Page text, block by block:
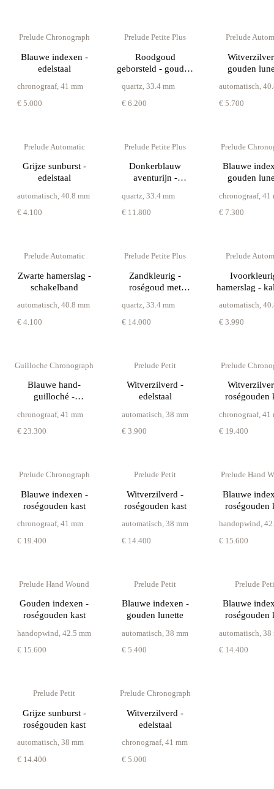
Prelude Chronograph
Blauwe indexen -
edelstaal
chronograaf, 41 mm
€ 5.000
Prelude Petite Plus
Roodgoud
geborsteld - gouden
quartz, 33.4 mm
€ 6.200
Prelude
gouden
automatisch,
€ 5.700
Prelude Automatic
Grijze sunburst -
edelstaal
automatisch 40.8 mm
€ 4.100
Prelude Petite Plus
Donkerblauw
aventurijn -
quartz 33.4 mm
€ 11.800
Prelude
Blauwe
gouden
chronograaf, 41
€ 7.300
Prelude Automatic
Zwarte hamerslag -
schakelband
automatisch, 40.8 mm
€ 4.100
Prelude Petite Plus
Zandkleurig -
roségoud met
quartz, 33.4 mm
€ 14.000
Prelude
hamerslag -
automatisch,
€ 3.990
Guilloche Chronograph
Blauwe hand-
guilloché -
chronograaf, 41 mm
€ 23.300
Prelude Petit
Witverzilverd -
edelstaal
automatisch 38 mm
€ 3.900
Prelude
roségouden
chronograaf, 41
€ 19.400
Prelude Chronograph
Blauwe indexen -
roségouden kast
chronograaf, 41 mm
€ 19.400
Prelude Petit
Witverzilverd -
roségouden kast
automatisch, 38 mm
€ 14.400
Prelude Hand
Blauwe
roségouden
handopwind,
€ 15.600
Prelude Hand Wound
Gouden indexen -
roségouden kast
handopwind 42.5 mm
€ 15.600
Prelude Petit
Blauwe indexen -
gouden lunette
automatisch 38 mm
€ 5.400
Prelude
Blauwe
roségouden
automatisch 38
€ 14.400
Prelude Petit
Grijze sunburst -
roségouden kast
automatisch, 38 mm
€ 14.400
Prelude Chronograph
Witverzilverd -
edelstaal
chronograaf, 41 mm
€ 5.000